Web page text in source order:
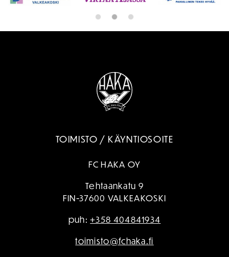
TOIMISTO / KÄYNTIOSOITE
FC HAKA OY
Tehtaankatu 9
FIN-37600 VALKEAKOSKI
puh:+358 404841934
toimisto@fchaka.fi